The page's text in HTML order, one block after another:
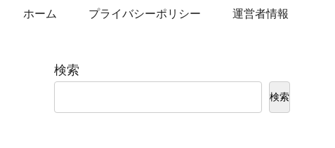
ホーム プライバシーポリシー 運営者情報
検索
検索